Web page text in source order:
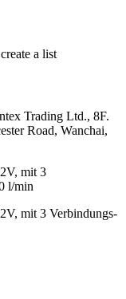
a list
Trading Ltd., 8F.
Road, Wanchai,